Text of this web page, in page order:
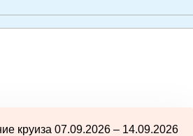
круиза 07.09.2026 – 14.09.2026